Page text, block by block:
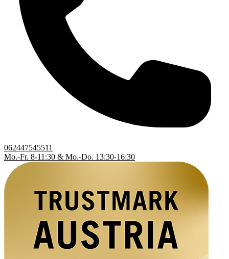
062447545511
Mo.-Fr. 8-11:30 & Mo.-Do. 13:30-16:30